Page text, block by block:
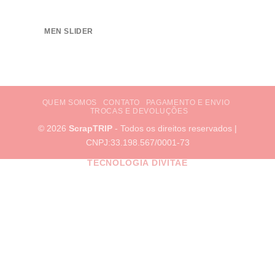
MEN SLIDER
QUEM SOMOS CONTATO
PAGAMENTO E ENVIO
TROCAS E DEVOLUÇÕES
© 2026 ScrapTRIP - Todos os direitos reservados |
CNPJ:33.198.567/0001-73
TECNOLOGIA DIVITAE